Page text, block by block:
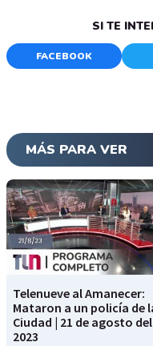
SI TE
FACEBOOK
MÁS PARA VER
Telenueve al Amanecer:
Mataron a un policía de
Ciudad | 21 de agosto del
2023